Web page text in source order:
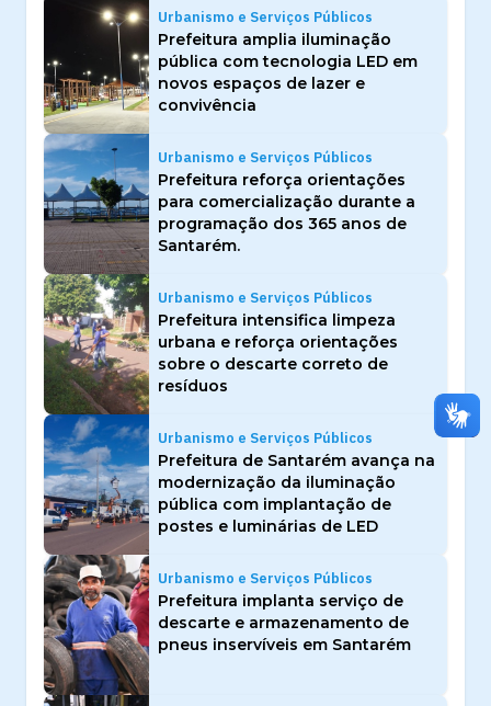
Urbanismo e Serviços Públicos
Prefeitura amplia iluminação
pública com tecnologia LED em
novos espaços de lazer e
convivência
Urbanismo e Serviços Públicos
Prefeitura reforça orientações
para comercialização durante a
programação dos 365 anos de
Santarém.
Urbanismo e Serviços Públicos
Prefeitura intensifica limpeza
urbana e reforça orientações
sobre o descarte correto de
resíduos
Urbanismo e Serviços Públicos
Prefeitura de Santarém avança na
modernização da iluminação
pública com implantação de
postes e luminárias de LED
Urbanismo e Serviços Públicos
Prefeitura implanta serviço de
descarte e armazenamento de
pneus inservíveis em Santarém